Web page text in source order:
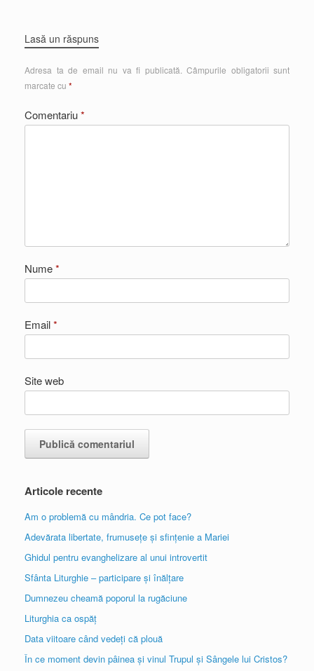
Lasă un răspuns
Adresa ta de email nu va fi publicată. Câmpurile obligatorii sunt
marcate cu *
Comentariu*
Nume*
Email*
Site web
Articole recente
Am o problemă cu mândria. Ce pot face?
Adevărata libertate, frumusețe și sfințenie a Mariei
Ghidul pentru evanghelizare al unui introvertit
Sfânta Liturghie – participare și înălțare
Dumnezeu cheamă poporul la rugăciune
Liturghia ca ospăț
Data viitoare când vedeți că plouă
În ce moment devin pâinea și vinul Trupul și Sângele lui Cristos?